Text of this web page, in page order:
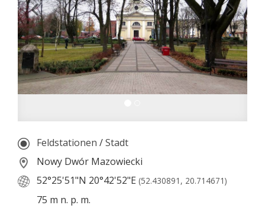
Feldstationen /Stadt
Nowy Dwór Mazowiecki
52°25'51"N 20°42'52"E (52.430891, 20.714671)
75 m n. p. m.